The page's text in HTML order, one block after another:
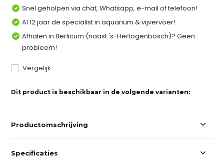
Snel geholpen via chat, Whatsapp, e-mail of telefoon!
Al 12 jaar de specialist in aquarium & vijvervoer!
Afhalen in Berlicum (naast 's-Hertogenbosch)? Geen
probleem!
Vergelijk
Dit product is beschikbaar in de volgende varianten:
Productomschrijving
Specificaties